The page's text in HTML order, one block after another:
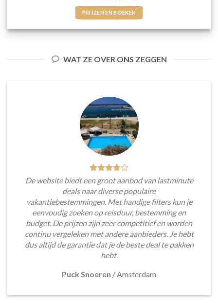
PRIJZEN EN BOEKEN
WAT ZE OVER ONS ZEGGEN
De website biedt een groot aanbod van lastminute
deals naar diverse populaire
vakantiebestemmingen. Met handige filters kun je
eenvoudig zoeken op reisduur, bestemming en
budget. De prijzen zijn zeer competitief en worden
continu vergeleken met andere aanbieders. Je hebt
dus altijd de garantie dat je de beste deal te pakken
hebt.
Puck Snoeren /Amsterdam